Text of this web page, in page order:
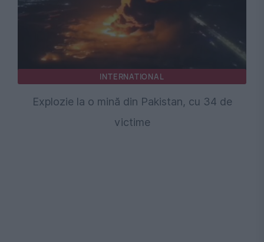
INTERNATIONAL
Explozie la o mină din Pakistan, cu 34 de
victime